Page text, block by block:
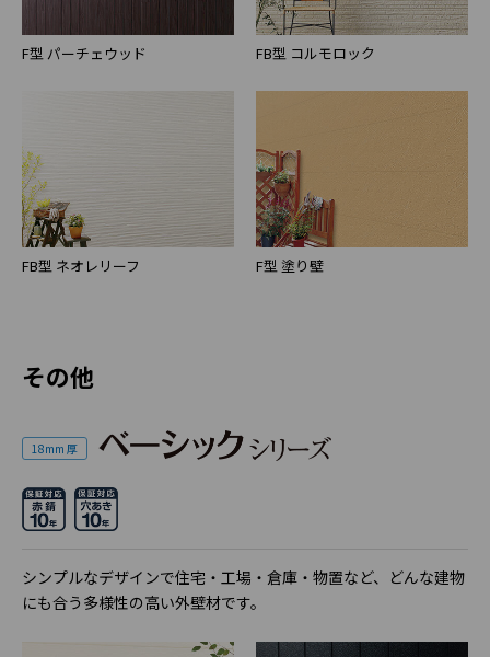
F型 パーチェウッド FB型 コルモロック
FB型 ネオレリーフ F型 塗り壁
その他
18mm 厚
シンプルなデザインで住宅・工場・倉庫・物置など、どんな建物
にも合う多様性の高い外壁材です。